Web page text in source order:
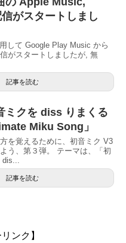
がスタートしまし
して Google Play Music から
がスタートしましたが, 無
記事を読む
ミクを diss りまくる
Miku Song」
を覚えるために、初音ミク V3
う、第３弾。 テーマは、「初
記事を読む
ンク】